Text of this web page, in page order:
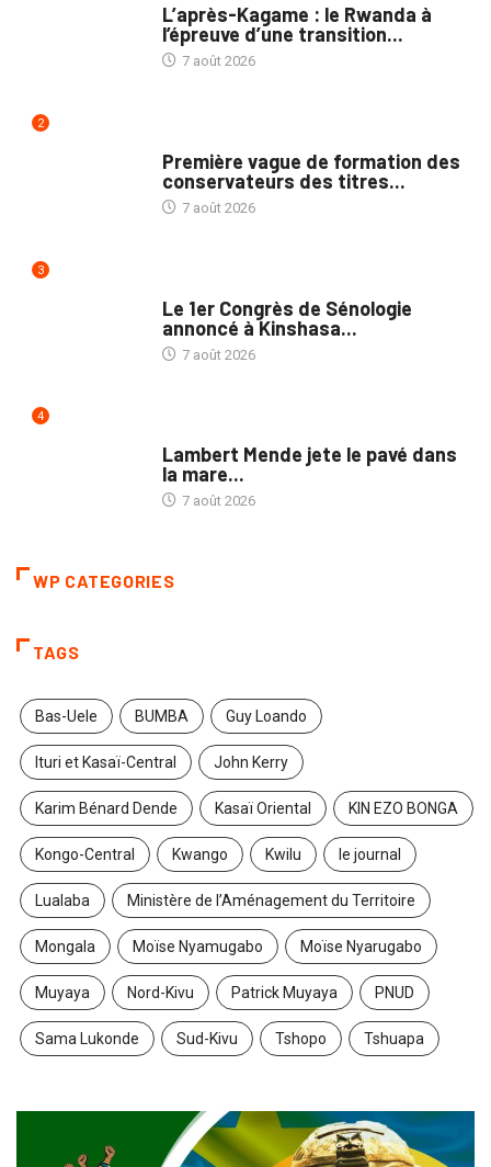
L’après-Kagame : le Rwanda à
l’épreuve d’une transition...
7 août 2026
2
Première vague de formation des
conservateurs des titres...
7 août 2026
3
Le 1er Congrès de Sénologie
annoncé à Kinshasa...
7 août 2026
4
Lambert Mende jete le pavé dans
la mare...
7 août 2026
WP CATEGORIES
TAGS
Bas-Uele BUMBA Guy Loando
Ituri et Kasaï-Central John Kerry
Karim Bénard Dende Kasaï Oriental KIN EZO BONGA
Kongo-Central Kwango Kwilu le journal
Lualaba Ministère de l’Aménagement du Territoire
Mongala Moïse Nyamugabo Moïse Nyarugabo
Muyaya Nord-Kivu Patrick Muyaya PNUD
Sama Lukonde Sud-Kivu Tshopo Tshuapa